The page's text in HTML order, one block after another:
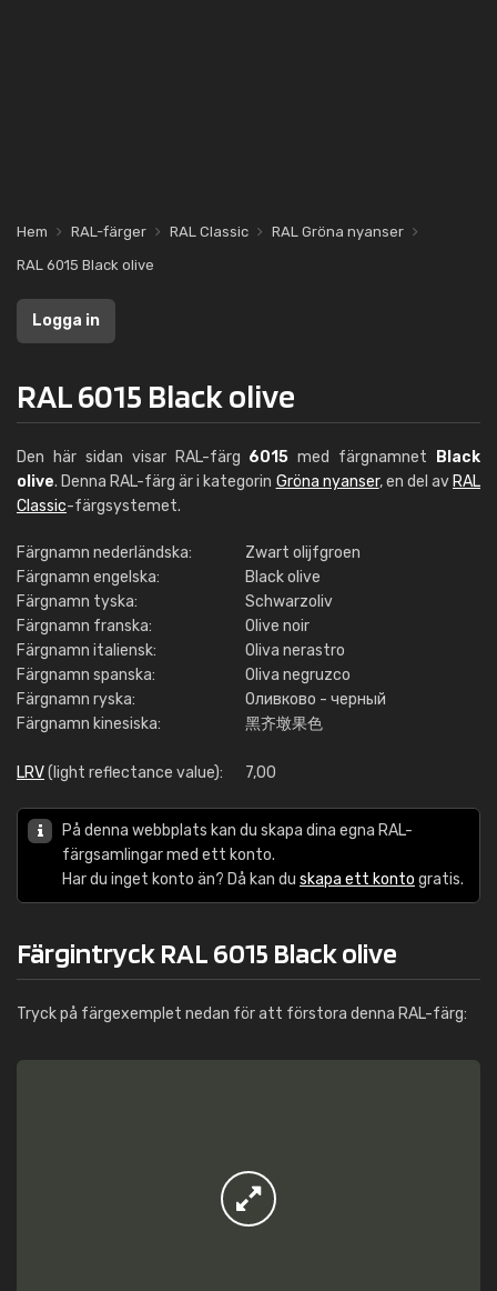
Hem RAL-färger RAL Classic
RAL Gröna nyanser
RAL 6015 Black olive
Logga in
RAL 6015 Black olive
Den här sidan visar RAL-färg 6015 med färgnamnet
Black
olive. Denna RAL-färg är i kategorin Gröna nyanser, en del av RAL
Classic-färgsystemet.
Färgnamn nederländska:
Zwart olijfgroen
Färgnamn engelska:
Black olive
Färgnamn tyska:
Schwarzoliv
Färgnamn franska:
Olive noir
Färgnamn italiensk:
Oliva nerastro
Färgnamn spanska:
Oliva negruzco
Färgnamn ryska:
Оливково - черный
Färgnamn kinesiska:
黑齐墩果色
LRV(light reflectance value): 7,00
På denna webbplats kan du skapa dina egna RAL-
färgsamlingar med ett konto.
Har du inget konto än? Då kan du skapa ett konto gratis.
Färgintryck RAL 6015 Black olive
Tryck på färgexemplet nedan för att förstora denna RAL-färg: